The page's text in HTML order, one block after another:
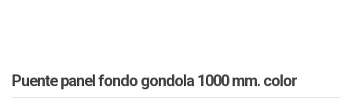
Puente panel fondo gondola 1000 mm. color